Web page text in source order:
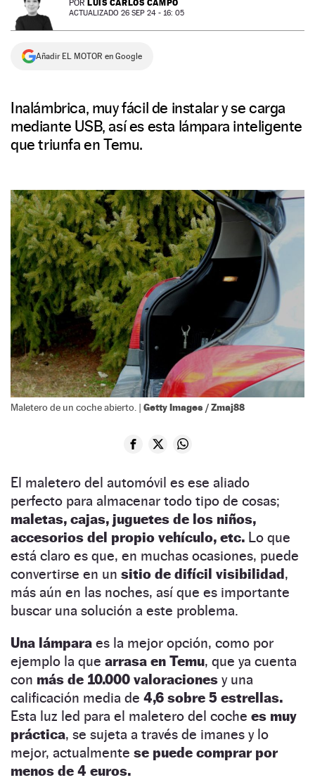
NEWSLETTER
SÍGUENOS
POR LUIS CARLOS CAMPO
ACTUALIZADO 26 SEP 24 - 16: 05
Añadir EL MOTOR en Google
Inalámbrica, muy fácil de instalar y se carga
mediante USB, así es esta lámpara inteligente
que triunfa en Temu.
Maletero de un coche abierto. | Getty Images / Zmaj88
El maletero del automóvil es ese aliado
perfecto para almacenar todo tipo de cosas;
maletas, cajas, juguetes de los niños,
accesorios del propio vehículo, etc. Lo que
está claro es que, en muchas ocasiones, puede
convertirse en un sitio de difícil visibilidad,
más aún en las noches, así que es importante
buscar una solución a este problema.
Una lámpara es la mejor opción, como por
ejemplo la que arrasa en Temu, que ya cuenta
con más de 10.000 valoraciones y una
calificación media de 4,6 sobre 5 estrellas.
Esta luz led para el maletero del coche es muy
práctica, se sujeta a través de imanes y lo
mejor, actualmente se puede comprar por
menos de 4 euros.